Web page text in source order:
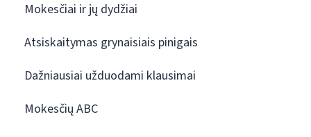
Mokesčiai ir jų dydžiai
Atsiskaitymas grynaisiais pinigais
Dažniausiai užduodami klausimai
Mokesčių ABC